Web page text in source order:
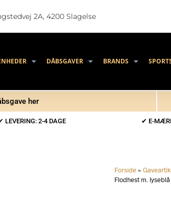
2A, 4200 Slagelse
DÅBSGAVER BRANDS
her
LEVERING: 2-4 DAGE ✔ E-
Forside »
Flodhest m.